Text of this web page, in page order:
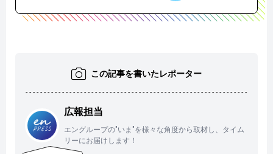
この記事を書いたレポーター
広報担当
エングループの"いま"を様々な角度から取材し、タイム
リーにお届けします！